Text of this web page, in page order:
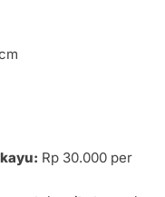
Rp 30.000 per